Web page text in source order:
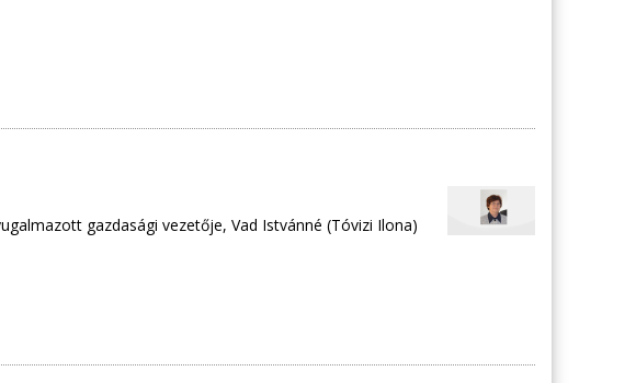
gazdasági vezetője, Vad Istvánné (Tóvizi Ilona)